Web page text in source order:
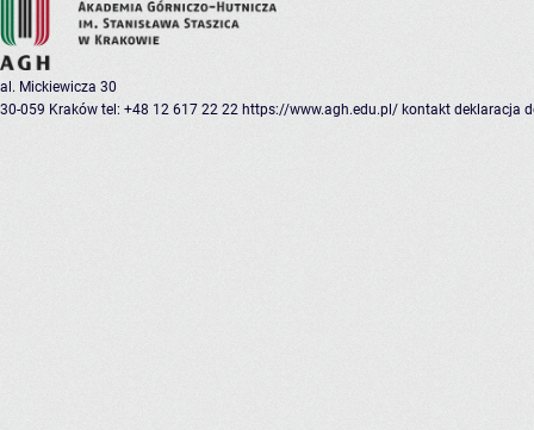
al. Mickiewicza 30
30-059 Kraków tel: +48 12 617 22 22 https://www.agh.edu.pl/ kontakt deklaracja